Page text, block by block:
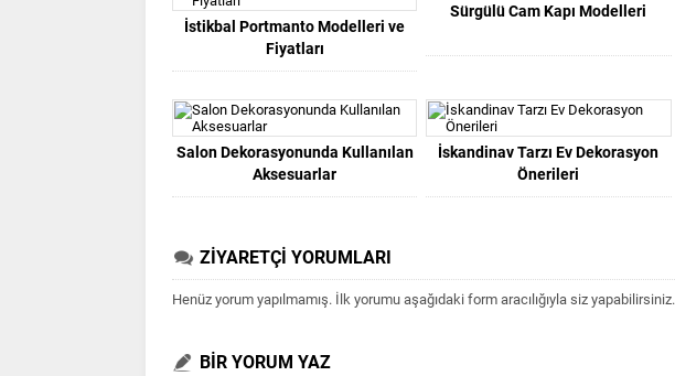
İstikbal Portmanto Modelleri ve
Fiyatları
Sürgülü Cam Kapı Modelleri
Salon Dekorasyonunda Kullanılan
Aksesuarlar
İskandinav Tarzı Ev Dekorasyon
Önerileri
ZİYARETÇİ YORUMLARI
Henüz yorum yapılmamış. İlk yorumu aşağıdaki form aracılığıyla siz yapabilirsiniz.
BİR YORUM YAZ